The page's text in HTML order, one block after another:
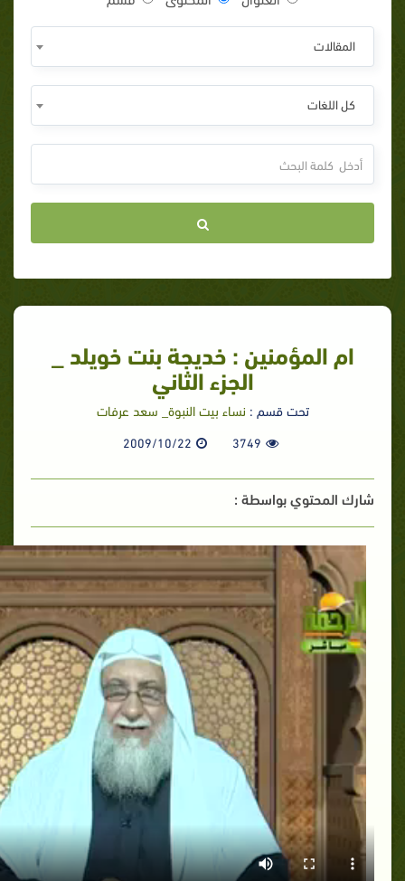
المقالات
كل اللغات
ام المؤمنين : خديجة بنت خويلد _
الجزء الثاني
تحت قسم : نساء بيت النبوة_ سعد عرفات
3749
2009/10/22
شارك المحتوي بواسطة :